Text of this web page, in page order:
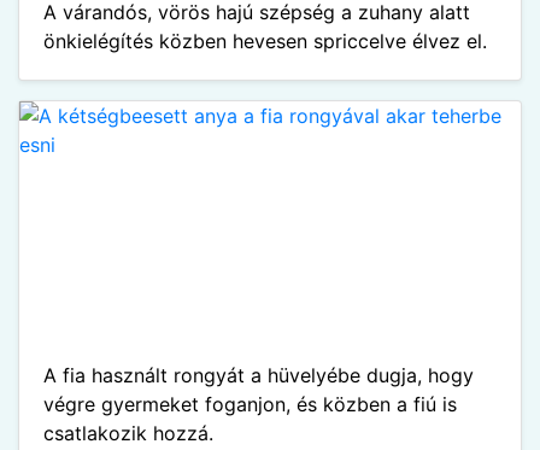
A várandós, vörös hajú szépség a zuhany alatt
önkielégítés közben hevesen spriccelve élvez el.
A fia használt rongyát a hüvelyébe dugja, hogy
végre gyermeket foganjon, és közben a fiú is
csatlakozik hozzá.